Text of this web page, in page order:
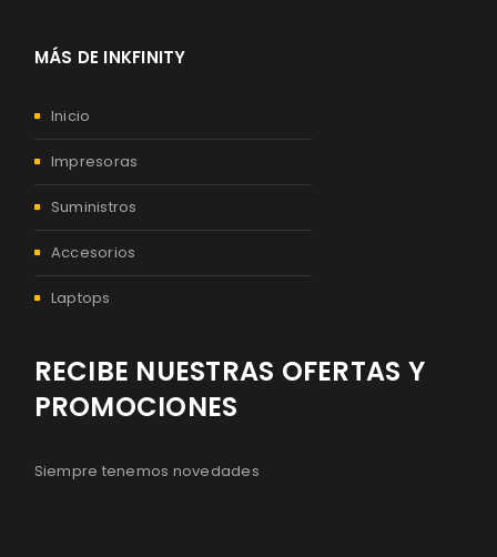
MÁS DE INKFINITY
Inicio
Impresoras
Suministros
Accesorios
Laptops
RECIBE NUESTRAS OFERTAS Y
PROMOCIONES
Siempre tenemos novedades